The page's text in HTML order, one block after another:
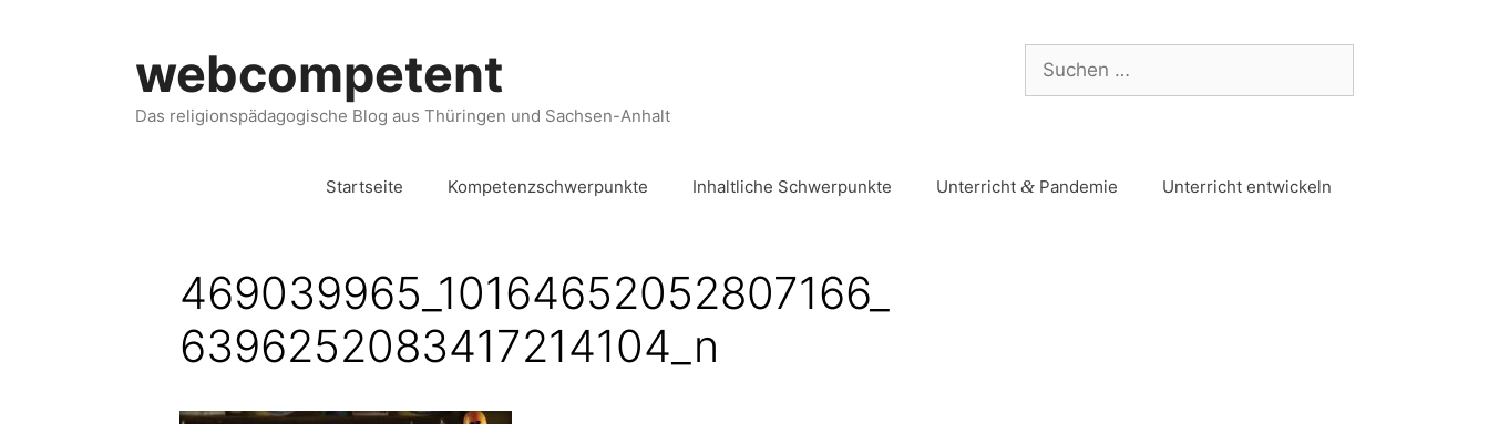
webcompetent
Das religionspädagogische Blog aus Thüringen und Sachsen-Anhalt
Startseite Kompetenzschwerpunkte Inhaltliche Schwerpunkte Unterricht & Pandemie Unterricht entwickeln
469039965_​10164652052807166_​
6396252083417214104_​n